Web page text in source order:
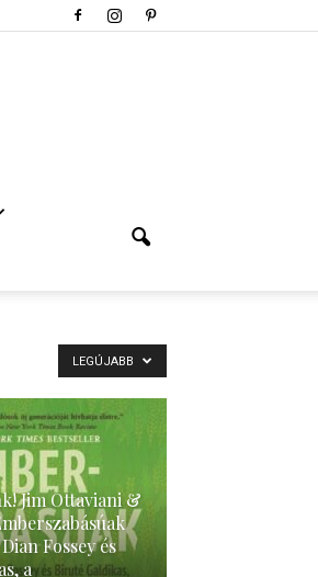
LEGÚJABB
Jim Ottaviani &
Fossey és
a